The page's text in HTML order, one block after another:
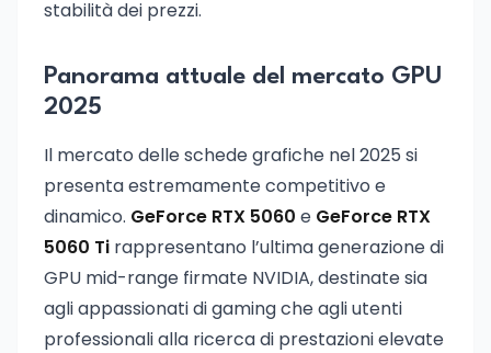
stabilità dei prezzi.
Panorama attuale del mercato GPU
2025
Il mercato delle schede grafiche nel 2025 si
presenta estremamente competitivo e
dinamico. GeForce RTX 5060 e GeForce RTX
5060 Ti rappresentano l’ultima generazione di
GPU mid-range firmate NVIDIA, destinate sia
agli appassionati di gaming che agli utenti
professionali alla ricerca di prestazioni elevate